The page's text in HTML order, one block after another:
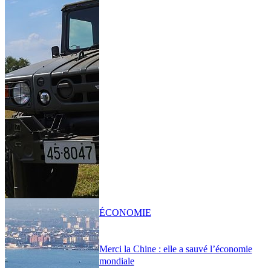
Merci la Chine : elle a sauvé l’économie
mondiale
ÉCONOMIE